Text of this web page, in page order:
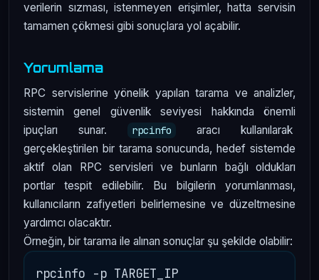
verilerin sızması, istenmeyen erişimler, hatta servisin
tamamen çökmesi gibi sonuçlara yol açabilir.
Yorumlama
RPC servislerine yönelik yapılan tarama ve analizler,
sistemin genel güvenlik seviyesi hakkında önemli
ipuçları sunar.
rpcinfo
aracı kullanılarak
gerçekleştirilen bir tarama sonucunda, hedef sistemde
aktif olan RPC servisleri ve bunların bağlı oldukları
portlar tespit edilebilir. Bu bilgilerin yorumlanması,
kullanıcıların zafiyetleri belirlemesine ve düzeltmesine
yardımcı olacaktır.
Örneğin, bir tarama ile alınan sonuçlar şu şekilde olabilir: